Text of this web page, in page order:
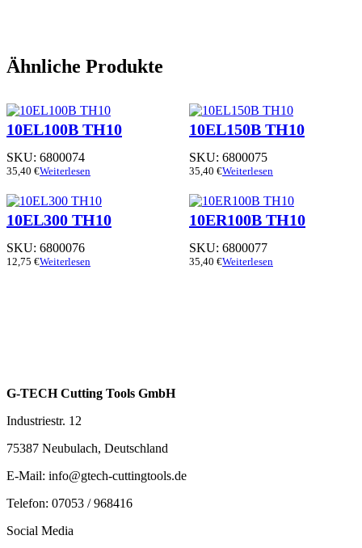
Ähnliche Produkte
10EL100B TH10
SKU: 6800074
35,40 €Weiterlesen
10EL150B TH10
SKU: 6800075
35,40 €Weiterlesen
10EL300 TH10
SKU: 6800076
12,75 €Weiterlesen
10ER100B TH10
SKU: 6800077
35,40 €Weiterlesen
G-TECH Cutting Tools GmbH
Industriestr. 12
75387 Neubulach, Deutschland
E-Mail: info@gtech-cuttingtools.de
Telefon: 07053 / 968416
Social Media